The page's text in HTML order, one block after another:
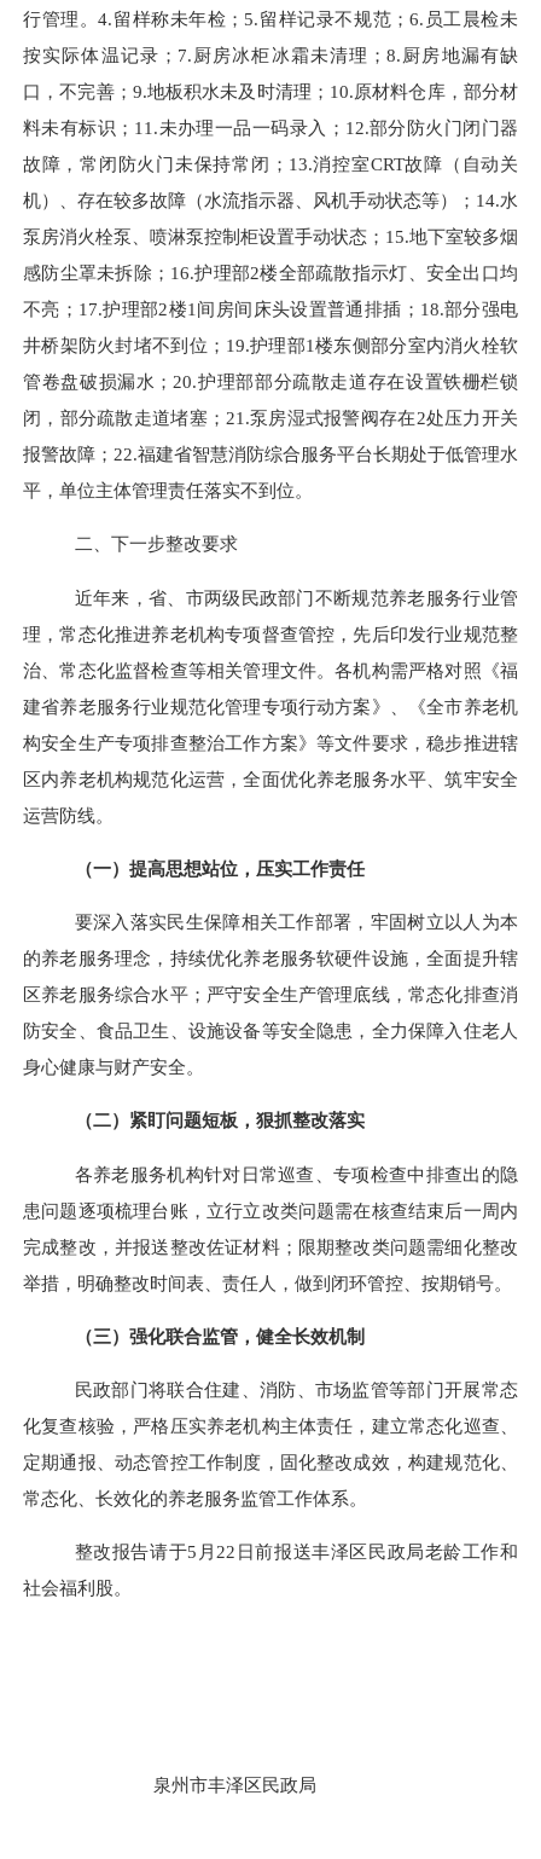
行管理 。4.留样称未年检； 5.留样记录不规范；6. 员工晨检未
按实际体温记录； 7. 厨房冰柜冰霜未清理；8. 厨房地漏有缺
口，不完善； 9.地板积水未及时清理； 10.原材料仓库，部分材
料未有标识； 11.未办理一品一码录入； 12.部分防火门闭门器
故障，常闭防火门未保持常闭； 13.消控室CRT故障（自动关
机）、存在较多故障（水流指示器、风机手动状态等）； 14.水
泵房消火栓泵、喷淋泵控制柜设置手动状态； 15.地下室较多烟
感防尘罩未拆除； 16.护理部2楼全部疏散指示灯、安全出口均
不亮； 17.护理部2楼1 间房间床头设置普通排插； 18.部分强电
井桥架防火封堵不到位； 19.护理部1楼东侧部分室内消火栓软
管卷盘破损漏水； 20.护理部部分疏散走道存在设置铁栅栏锁
闭，部分疏散走道堵塞； 21.泵房湿式报警阀存在2处压力开关
报警故障； 22.福建省智慧消防综合服务平台长期处于低管理水
平，单位主体管理责任落实不到位。
二、下一步整改要求
近年来，省、市两级民政部门不断规范养老服务行业管
理，常态化推进养老机构专项督查管控，先后印发行业规范整
治、常态化监督检查等相关管理文件。各机构需严格对照《福
建省养老服务行业规范化管理专项行动方案》
《全市养老机
构安全生产专项排查整治工作方案》等文件要求，稳步推进辖
区内养老机构规范化运营，全面优化养老服务水平、筑牢安全
运营防线。
（一）提高思想站位，压实工作责任
要深入落实民生保障相关工作部署，牢固树立以人为本
的养老服务理念，持续优化养老服务软硬件设施，全面提升辖
区养老服务综合水平；严守安全生产管理底线，常态化排查消
防安全、食品卫生、设施设备等安全隐患，全力保障入住老人
身心健康与财产安全。
（二）紧盯问题短板，狠抓整改落实
各养老服务机构针对日常巡查、专项检查中排查出的隐
患问题逐项梳理台账，立行立改类问题需在核查结束后一周内
完成整改，并报送整改佐证材料；限期整改类问题需细化整改
举措，明确整改时间表、责任人，做到闭环管控、按期销号。
（三）强化联合监管，健全长效机制
民政部门将联合住建 消防 、市场监管等部门开展常态
化复查核验，严格压实养老机构主体责任，建立常态化巡查、
定期通报、动态管控工作制度，固化整改成效，构建规范化、
常态化、长效化的养老服务监管工作体系。
整改报告请于5 月 22 日前报送丰泽区民政局老龄工作和
社会福利股。
泉州市丰泽区民政局